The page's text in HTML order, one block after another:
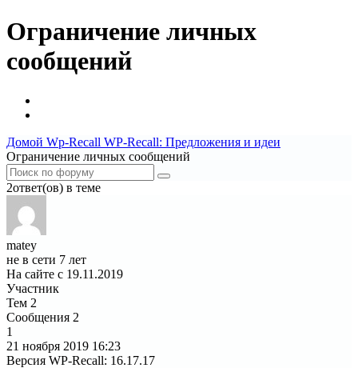
Ограничение личных
сообщений
Домой Wp-Recall WP-Recall: Предложения и идеи
Ограничение личных сообщений
2ответ(ов) в теме
matey
не в сети 7 лет
На сайте с 19.11.2019
Участник
Тем 2
Сообщения 2
1
21 ноября 2019 16:23
Версия WP-Recall: 16.17.17